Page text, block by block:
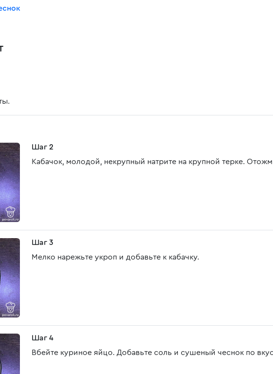
Шаг 2
Кабачок, молодой, некрупный натрите на крупной терке.
Шаг 3
Мелко нарежьте укроп и добавьте к кабачку.
Шаг 4
Вбейте куриное яйцо. Добавьте соль и сушеный чеснок по